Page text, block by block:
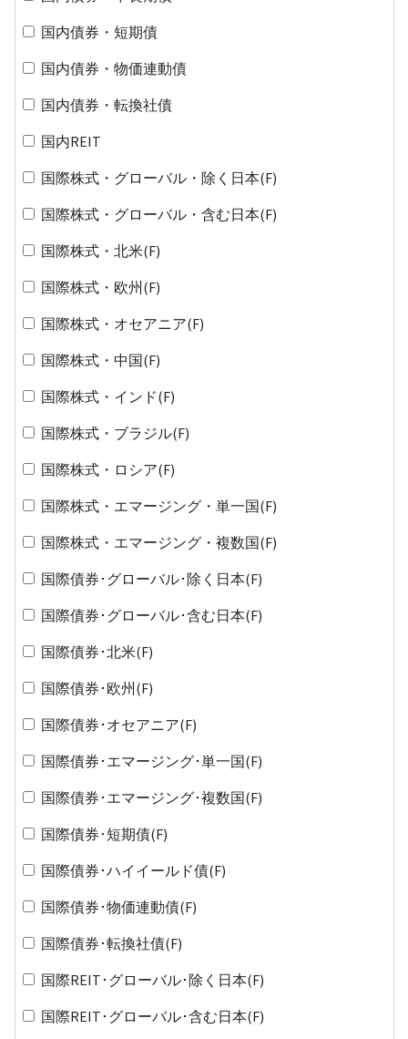
国内債券・短期債
国内債券・物価連動債
国内債券・転換社債
国内REIT
国際株式・グローバル・除く日本(F)
国際株式・グローバル・含む日本(F)
国際株式・北米(F)
国際株式・欧州(F)
国際株式・オセアニア(F)
国際株式・中国(F)
国際株式・インド(F)
国際株式・ブラジル(F)
国際株式・ロシア(F)
国際株式・エマージング・単一国(F)
国際株式・エマージング・複数国(F)
国際債券･グローバル･除く日本(F)
国際債券･グローバル･含む日本(F)
国際債券･北米(F)
国際債券･欧州(F)
国際債券･オセアニア(F)
国際債券･エマージング･単一国(F)
国際債券･エマージング･複数国(F)
国際債券･短期債(F)
国際債券･ハイイールド債(F)
国際債券･物価連動債(F)
国際債券･転換社債(F)
国際REIT･グローバル･除く日本(F)
国際REIT･グローバル･含む日本(F)